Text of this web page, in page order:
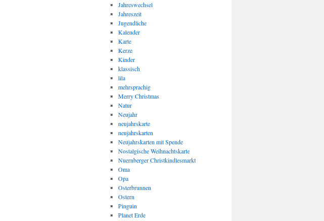
Jahreswechsel
Jahreszeit
Jugendliche
Kalender
Karte
Kerze
Kinder
klassisch
lila
mehrsprachig
Merry Christmas
Natur
Neujahr
neujahrskarte
neujahrskarten
Neujahrskarten mit Spende
Nostalgische Weihnachtskarte
Nuernberger Christkindlesmarkt
Oma
Opa
Osterbrunnen
Ostern
Pinguin
Planet Erde